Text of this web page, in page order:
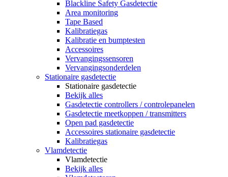
Blackline Safety Gasdetectie
Area monitoring
Tape Based
Kalibratiegas
Kalibratie en bumptesten
Accessoires
Vervangingssensoren
Vervangingsonderdelen
Stationaire gasdetectie
Stationaire gasdetectie
Bekijk alles
Gasdetectie controllers / controlepanelen
Gasdetectie meetkoppen / transmitters
Open pad gasdetectie
Accessoires stationaire gasdetectie
Kalibratiegas
Vlamdetectie
Vlamdetectie
Bekijk alles